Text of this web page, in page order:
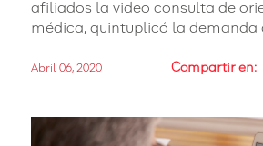
afiliados la video consulta de
médica, quintuplicó la demanda
Abril 06, 2020 Compartir en: